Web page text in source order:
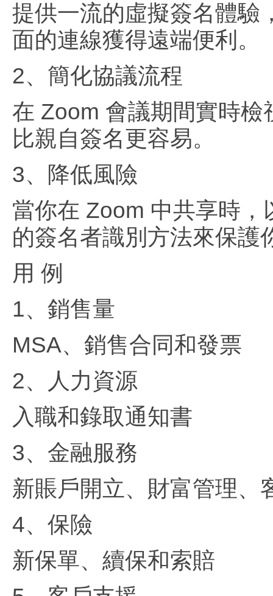
提供一流的虛擬簽名體驗
面的連線獲得遠端便利。
2、簡化協議流程
在 Zoom 會議期間實時
比親自簽名更容易。
3、降低風險
當你在 Zoom 中共享時
的簽名者識別方法來保護
用 例
1、銷售量
MSA、銷售合同和發票
2、人力資源
入職和錄取通知書
3、金融服務
新賬戶開立、財富管理、
4、保險
新保單、續保和索賠